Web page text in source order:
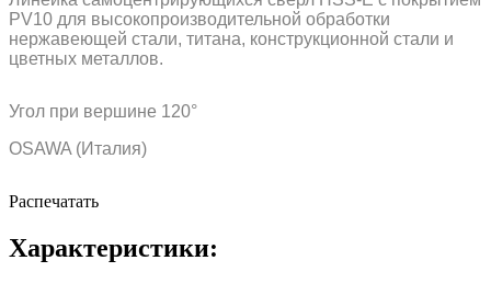
PV10 для высокопроизводительной обработки
нержавеющей стали, титана, конструкционной стали и
цветных металлов.
Угол при вершине 120°
OSAWA (Италия)
Распечатать
Характеристики: